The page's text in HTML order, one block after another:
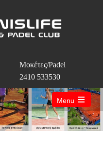
Μοκέτες/Padel
2410 533530
Menu
Open
the
main
menu